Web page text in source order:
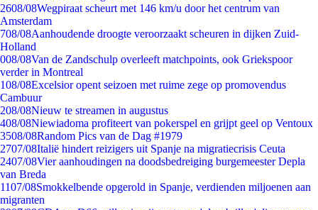
2608/08Wegpiraat scheurt met 146 km/u door het centrum van
Amsterdam
708/08Aanhoudende droogte veroorzaakt scheuren in dijken Zuid-
Holland
008/08Van de Zandschulp overleeft matchpoints, ook Griekspoor
verder in Montreal
108/08Excelsior opent seizoen met ruime zege op promovendus
Cambuur
208/08Nieuw te streamen in augustus
408/08Niewiadoma profiteert van pokerspel en grijpt geel op Ventoux
3508/08Random Pics van de Dag #1979
2707/08Italië hindert reizigers uit Spanje na migratiecrisis Ceuta
2407/08Vier aanhoudingen na doodsbedreiging burgemeester Depla
van Breda
1107/08Smokkelbende opgerold in Spanje, verdienden miljoenen aan
migranten